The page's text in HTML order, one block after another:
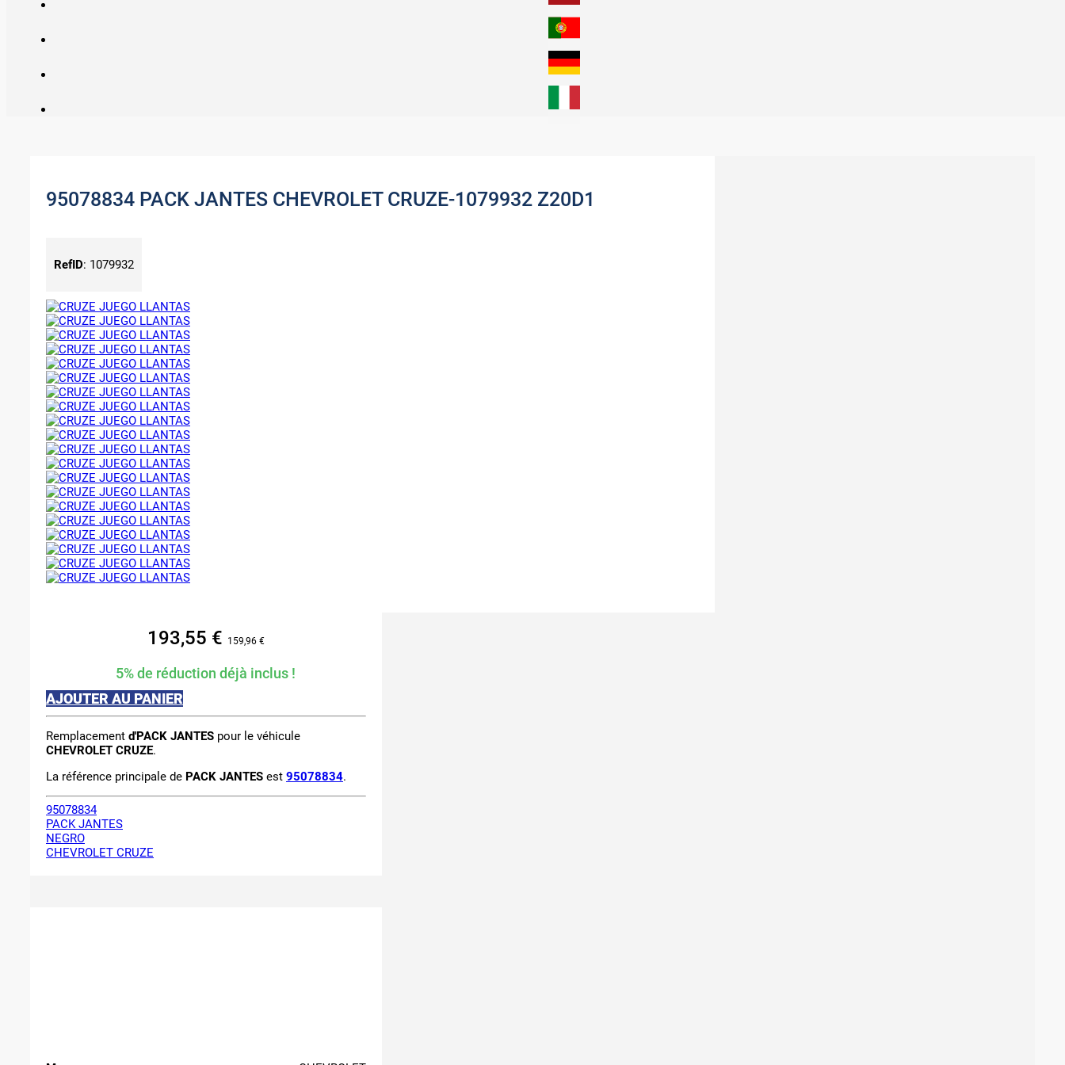
95078834 PACK JANTES CHEVROLET CRUZE-1079932 Z20D1
RefID: 1079932
193,55 € 159,96 €
5% de réduction déjà inclus !
AJOUTER AU PANIER
Remplacement d'PACK JANTES pour le véhicule
CHEVROLET CRUZE.
La référence principale de PACK JANTES est 95078834.
95078834
PACK JANTES
NEGRO
CHEVROLET CRUZE